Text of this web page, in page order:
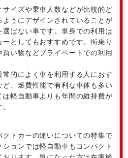
サイズや乗車人数などが比較的ど
ようにデザインされていることが
ばない車です。単身での利用は
としてもおすすめです。街乗り
い物などプライベートでの利用
的によく車を利用する人におす
、燃費性能で有利な車体も多い
軽自動車よりも年間の維持費が
クトカーの違いについての特集で
ションでは軽自動車もコンパクト